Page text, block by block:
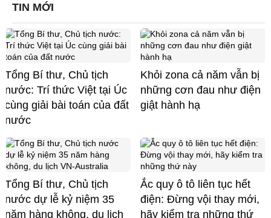
TIN MỚI
Tổng Bí thư, Chủ tịch
nước: Trí thức Việt tại Úc
cùng giải bài toán của đất
nước
Khỏi zona cả năm vẫn bị
những cơn đau như điện
giật hành hạ
Tổng Bí thư, Chủ tịch
nước dự lễ kỷ niệm 35
năm hàng không, du lịch
Ắc quy ô tô liên tục hết
điện: Đừng vội thay mới,
hãy kiểm tra những thứ